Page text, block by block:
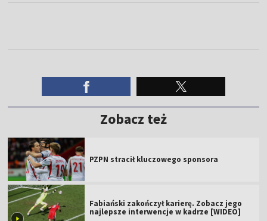
Zobacz też
PZPN stracił kluczowego sponsora
Fabiański zakończył karierę. Zobacz jego
najlepsze interwencje w kadrze [WIDEO]